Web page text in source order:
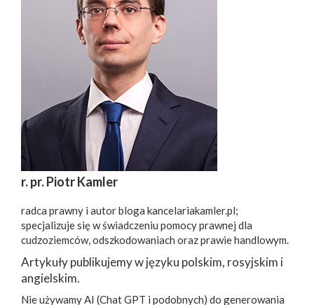
r. pr. Piotr Kamler
radca prawny i autor bloga kancelariakamler.pl;
specjalizuje się w świadczeniu pomocy prawnej dla
cudzoziemców, odszkodowaniach oraz prawie handlowym.
Artykuły publikujemy w języku polskim, rosyjskim i
angielskim.
Nie używamy AI (Chat GPT i podobnych) do generowania